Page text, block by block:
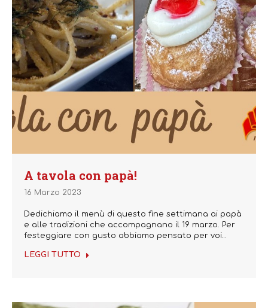
A tavola con papà!
16 Marzo 2023
Dedichiamo il menù di questo fine settimana ai papà
e alle tradizioni che accompagnano il 19 marzo. Per
festeggiare con gusto abbiamo pensato per voi…
LEGGI TUTTO